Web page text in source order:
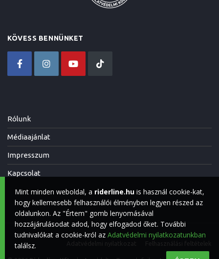
KÖVESS BENNÜNKET
Rólunk
Médiaajánlat
Impresszum
Kapcsolat
Mint minden weboldal, a riderline.hu is használ cookie-kat,
hogy kellemesebb felhasználói élményben legyen részed az
oldalunkon. Az "Értem" gomb lenyomásával
hozzájárulásodat adod, hogy elfogadod őket. További
tudnivalókat a cookie-król az Adatvédelmi nyilatkozatunkban
találsz.